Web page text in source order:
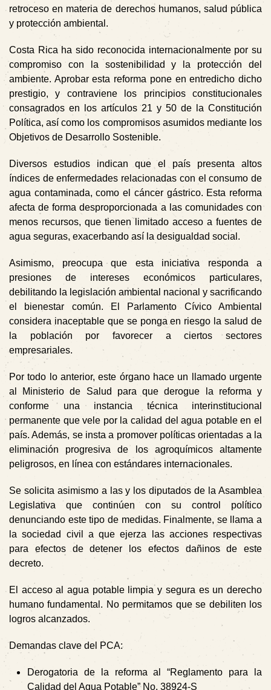
retroceso en materia de derechos humanos, salud pública
y protección ambiental.
Costa Rica ha sido reconocida internacionalmente por su
compromiso con la sostenibilidad y la protección del
ambiente. Aprobar esta reforma pone en entredicho dicho
prestigio, y contraviene los principios constitucionales
consagrados en los artículos 21 y 50 de la Constitución
Política, así como los compromisos asumidos mediante los
Objetivos de Desarrollo Sostenible.
Diversos estudios indican que el país presenta altos
índices de enfermedades relacionadas con el consumo de
agua contaminada, como el cáncer gástrico. Esta reforma
afecta de forma desproporcionada a las comunidades con
menos recursos, que tienen limitado acceso a fuentes de
agua seguras, exacerbando así la desigualdad social.
Asimismo, preocupa que esta iniciativa responda a
presiones de intereses económicos particulares,
debilitando la legislación ambiental nacional y sacrificando
el bienestar común. El Parlamento Cívico Ambiental
considera inaceptable que se ponga en riesgo la salud de
la población por favorecer a ciertos sectores
empresariales.
Por todo lo anterior, este órgano hace un llamado urgente
al Ministerio de Salud para que derogue la reforma y
conforme una instancia técnica interinstitucional
permanente que vele por la calidad del agua potable en el
país. Además, se insta a promover políticas orientadas a la
eliminación progresiva de los agroquímicos altamente
peligrosos, en línea con estándares internacionales.
Se solicita asimismo a las y los diputados de la Asamblea
Legislativa que continúen con su control político
denunciando este tipo de medidas. Finalmente, se llama a
la sociedad civil a que ejerza las acciones respectivas
para efectos de detener los efectos dañinos de este
decreto.
El acceso al agua potable limpia y segura es un derecho
humano fundamental. No permitamos que se debiliten los
logros alcanzados.
Demandas clave del PCA:
Derogatoria de la reforma al “Reglamento para la
Calidad del Agua Potable” No. 38924-S